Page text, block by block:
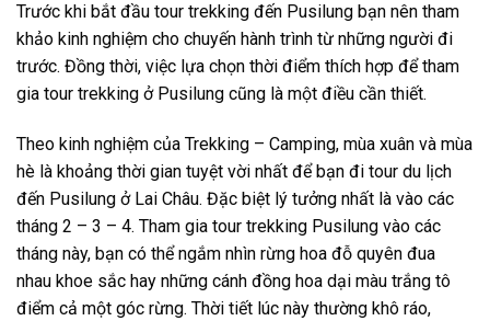
Trước khi bắt đầu tour trekking đến Pusilung bạn nên tham
khảo kinh nghiệm cho chuyến hành trình từ những người đi
trước. Đồng thời, việc lựa chọn thời điểm thích hợp để tham
gia tour trekking ở Pusilung cũng là một điều cần thiết.
Theo kinh nghiệm của Trekking – Camping, mùa xuân và mùa
hè là khoảng thời gian tuyệt vời nhất để bạn đi tour du lịch
đến Pusilung ở Lai Châu. Đặc biệt lý tưởng nhất là vào các
tháng 2 – 3 – 4. Tham gia tour trekking Pusilung vào các
tháng này, bạn có thể ngắm nhìn rừng hoa đỗ quyên đua
nhau khoe sắc hay những cánh đồng hoa dại màu trắng tô
điểm cả một góc rừng. Thời tiết lúc này thường khô ráo,